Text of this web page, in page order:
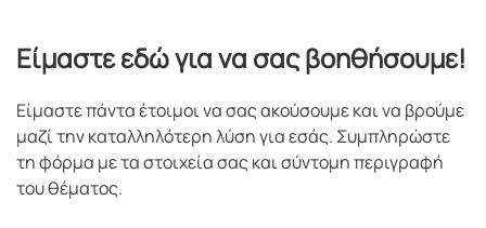
Είμαστε εδώ για να σας βοηθήσουμε!
Είμαστε πάντα έτοιμοι να σας ακούσουμε και να βρούμε
μαζί την καταλληλότερη λύση για εσάς. Συμπληρώστε
τη φόρμα με τα στοιχεία σας και σύντομη περιγραφή
του θέματος.